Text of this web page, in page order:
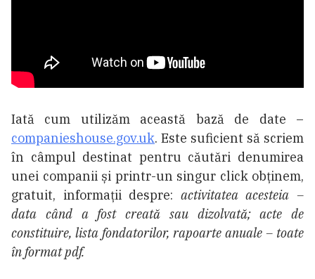
Iată cum utilizăm această bază de date –
companieshouse.gov.uk. Este suficient să scriem
în câmpul destinat pentru căutări denumirea
unei companii și printr-un singur click obținem,
gratuit, informații despre: activitatea acesteia –
data când a fost creată sau dizolvată; acte de
constituire, lista fondatorilor, rapoarte anuale – toate
în format pdf.